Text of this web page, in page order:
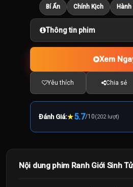
Bí Ẩn Chính Kịch
Thông tin phim
Xem
Yêu thích Chia sẻ
Đánh Giá:★5.7/10(202 lượt)
Nội dung phim Ranh Giới Sinh